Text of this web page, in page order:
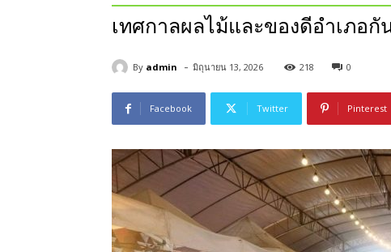
เทศกาลผลไม้และของดีอำเภอ
By admin - มิถุนายน 13, 2026 218 0
Facebook Twitter Pinterest